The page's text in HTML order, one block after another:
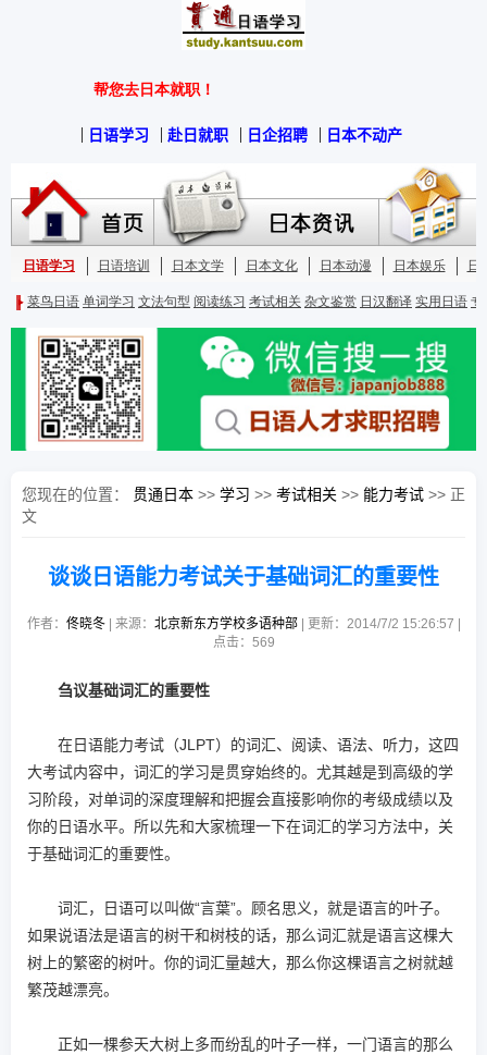
您现在的位置： 贯通日本 >> 学习 >> 考试相关 >> 能力考试 >> 正
文
谈谈日语能力考试关于基础词汇的重要性
作者： 佟晓冬| 来源： 北京新东方学校多语种部| 更新：2014/7/2 15:26:57 |
点击： 569
刍议基础词汇的重要性
在日语能力考试（JLPT）的词汇、阅读、语法、听力，这四
大考试内容中，词汇的学习是贯穿始终的。尤其越是到高级的学
习阶段，对单词的深度理解和把握会直接影响你的考级成绩以及
你的日语水平。所以先和大家梳理一下在词汇的学习方法中，关
于基础词汇的重要性。
词汇，日语可以叫做“言葉”。顾名思义，就是语言的叶子。
如果说语法是语言的树干和树枝的话，那么词汇就是语言这棵大
树上的繁密的树叶。你的词汇量越大，那么你这棵语言之树就越
繁茂越漂亮。
正如一棵参天大树上多而纷乱的叶子一样，一门语言的那么